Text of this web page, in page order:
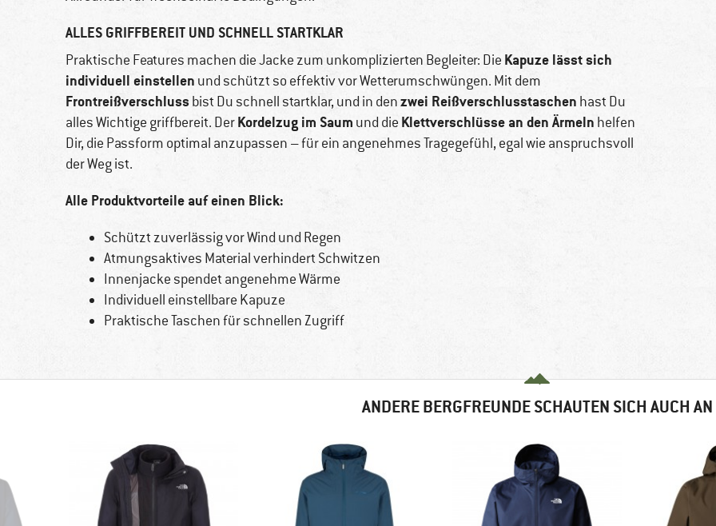
ALLES GRIFFBEREIT UND SCHNELL STARTKLAR
Praktische Features machen die Jacke zum unkomplizierten Begleiter: Die Kapuze lässt sich
individuell einstellen und schützt so effektiv vor Wetterumschwüngen. Mit dem
Frontreißverschluss bist Du schnell startklar, und in denzwei Reißverschlusstaschen hast Du
alles Wichtige griffbereit. DerKordelzug im Saum und die Klettverschlüsse an den Ärmeln helfen
Dir, die Passform optimal anzupassen – für ein angenehmes Tragegefühl, egal wie anspruchsvoll
der Weg ist.
Alle Produktvorteile auf einen Blick:
Schützt zuverlässig vor Wind und Regen
Atmungsaktives Material verhindert Schwitzen
Innenjacke spendet angenehme Wärme
Individuell einstellbare Kapuze
Praktische Taschen für schnellen Zugriff
ANDERE BERGFREUNDE SCHAUTEN SICH AUCH AN